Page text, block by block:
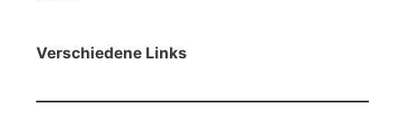
Verschiedene Links